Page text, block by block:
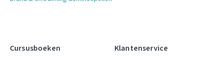
Cursusboeken Klantenservice